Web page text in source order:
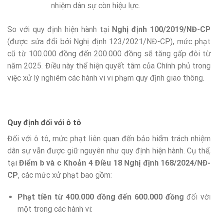
nhiệm dân sự còn hiệu lực.
So với quy định hiện hành tại Nghị định 100/2019/NĐ-CP
(được sửa đổi bởi Nghị định 123/2021/NĐ-CP), mức phạt
cũ từ 100.000 đồng đến 200.000 đồng sẽ tăng gấp đôi từ
năm 2025. Điều này thể hiện quyết tâm của Chính phủ trong
việc xử lý nghiêm các hành vi vi phạm quy định giao thông.
Quy định đối với ô tô
Đối với ô tô, mức phạt liên quan đến bảo hiểm trách nhiệm
dân sự vẫn được giữ nguyên như quy định hiện hành. Cụ thể,
tạiĐiểm b và c Khoản 4 Điều 18 Nghị định 168/2024/NĐ-
CP, các mức xử phạt bao gồm:
Phạt tiền từ 400.000 đồng đến 600.000 đồng đối với
một trong các hành vi: